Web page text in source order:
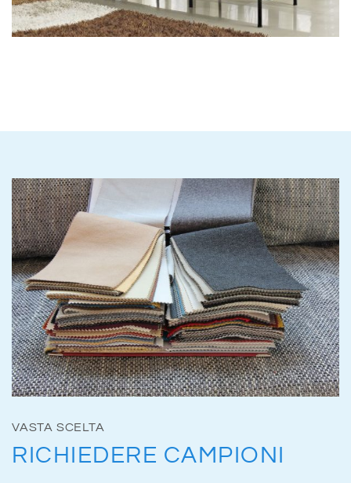
VASTA SCELTA
RICHIEDERE CAMPIONI